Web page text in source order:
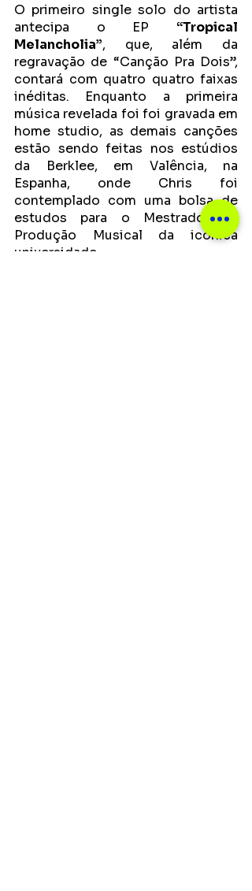
O primeiro single solo do artista
antecipa o EP “Tropical
Melancholia”, que, além da
regravação de “Canção Pra Dois”,
contará com quatro quatro faixas
inéditas. Enquanto a primeira
música revelada foi foi gravada em
home studio, as demais canções
estão sendo feitas nos estúdios
da Berklee, em Valência, na
Espanha, onde Chris foi
contemplado com uma bolsa de
estudos para o Mestrado em
Produção Musical da icônica
universidade.